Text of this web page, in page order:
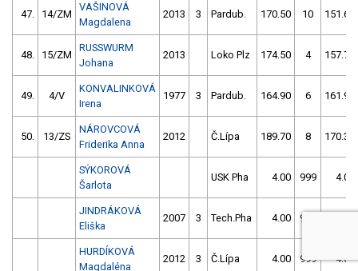
47. 14/ZM
VAŠINOVÁ
Magdalena
2013 3 Pardub. 170.50 10 151.60
48. 15/ZM
RUSSWURM
Johana
2013 Loko Plz 174.50 4 157.70
49. 4/V
KONVALINKOVÁ
Irena
1977 3 Pardub. 164.90 6 161.90
50. 13/ZS
NÁROVCOVÁ
Friderika Anna
2012 Č.Lípa 189.70 8 170.30
SÝKOROVÁ
Šarlota
USK Pha 4.00 999 4.00
JINDRÁKOVÁ
Eliška
2007 3 Tech.Pha 4.00 999
HURDÍKOVÁ
Magdaléna
2012 3 Č.Lípa 4.00 999 4.00